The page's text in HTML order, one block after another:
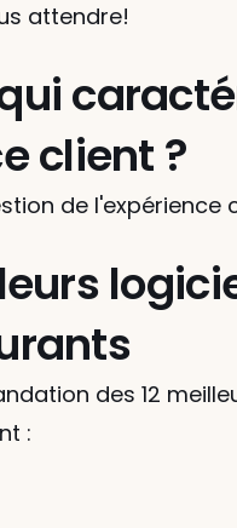
attendre!
client ?
de
des 12
: